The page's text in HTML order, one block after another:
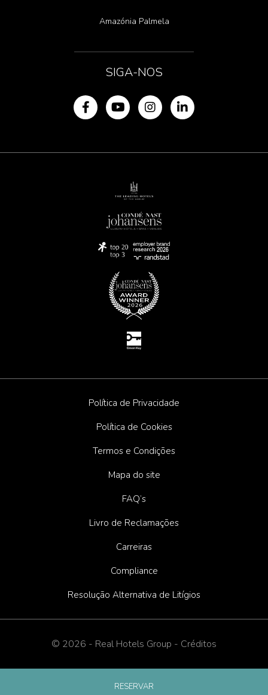
Amazónia Palmela
SIGA-NOS
Política de Privacidade
Política de Cookies
Termos e Condições
Mapa do site
FAQ’s
Livro de Reclamações
Carreiras
Compliance
Resolução Alternativa de Litígios
© 2026 - Real Hotels Group - Créditos
RESERVAR